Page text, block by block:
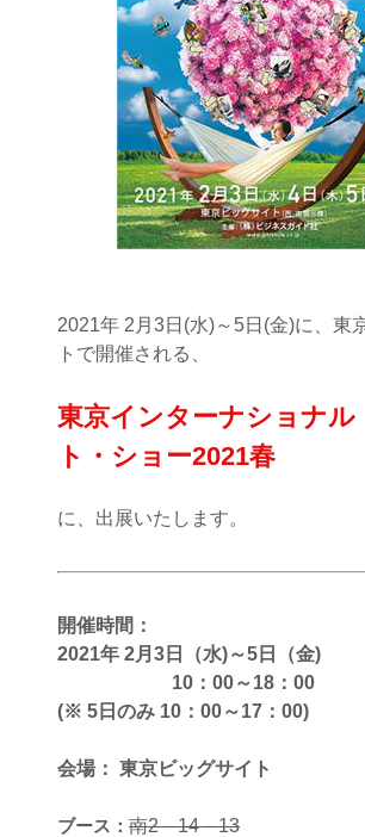
2021年 2月3日(水)～5日(金)に、東
トで開催される、
東京インターナショナ
ト・ショー2021春
に、出展いたします。
開催時間：
2021年 2月3日（水)～5日（金)
10：00～18：00
(※ 5日のみ 10：00～17：00)
会場： 東京ビッグサイト
ブース： 南2－14－13